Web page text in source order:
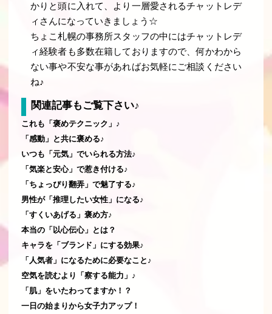
かりと頭に入れて、より一層愛されるチャットレデ
ィさんになっていきましょう☆
ちょこ札幌の事務所スタッフの中にはチャットレデ
ィ経験者も多数在籍しておりますので、何かわから
ない事や不安な事があればお気軽にご相談ください
ね♪
関連記事もご覧下さい♪
これも「褒めテクニック」♪
「感動」と共に褒める♪
いつも「元気」でいられる方法♪
「気楽と安心」で惹き付ける♪
「ちょっぴり翻弄」で魅了する♪
男性が「推理したい女性」になる♪
「すくいあげる」褒め方♪
本当の「以心伝心」とは？
キャラを「ブランド」にする効果♪
「人気者」になるために必要なこと♪
空気を読むより「察する能力」♪
「肌」をいたわってますか！？
一日の始まりから女子力アップ！